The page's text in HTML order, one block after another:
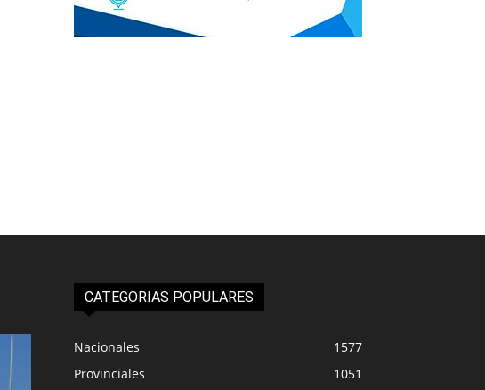
CATEGORIAS POPULARES
Nacionales
1577
Provinciales
1051